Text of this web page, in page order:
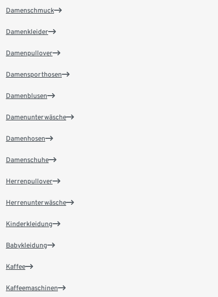
Damenschmuck
Damenkleider
Damenpullover
Damensporthosen
Damenblusen
Damenunterwäsche
Damenhosen
Damenschuhe
Herrenpullover
Herrenunterwäsche
Kinderkleidung
Babykleidung
Kaffee
Kaffeemaschinen